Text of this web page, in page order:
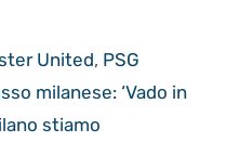
United, PSG
milanese: ‘Vado in
stiamo